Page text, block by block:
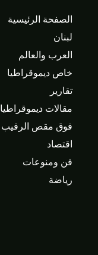
الصفحة الرئيسية
لبنان
العرب والعالم
خاص ديموقراطيا
تقارير
مقالات ديموقراطيا
فوق مقص الرقيب
اقتصاد
فن ومنوعات
رياضة